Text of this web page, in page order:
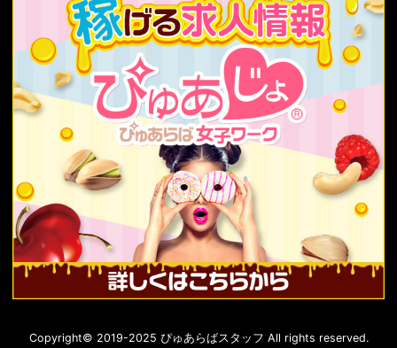
Copyright© 2019-2025 ぴゅあらばスタッフ All rights reserved.